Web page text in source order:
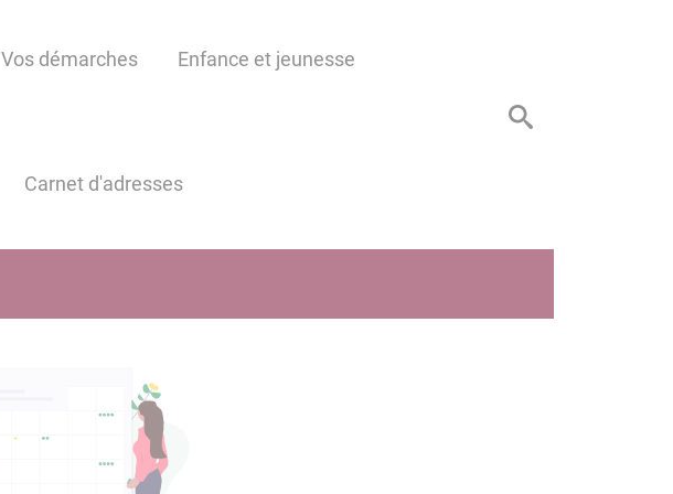
Vos démarches Enfance et jeunesse
Carnet d'adresses